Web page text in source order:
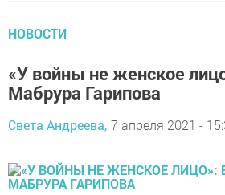
НОВОСТИ
«У войны не женское
Мабрура Гарипова
Света Андреева, 7 апреля 2021 -